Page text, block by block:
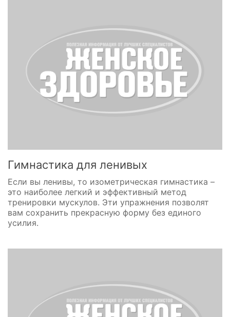
Гимнастика для ленивых
Если вы ленивы, то изометрическая гимнастика –
это наиболее легкий и эффективный метод
тренировки мускулов. Эти упражнения позволят
вам сохранить прекрасную форму без единого
усилия.